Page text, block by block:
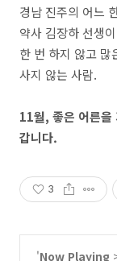
경남 진주의 어느
약사 김장하 선생
한 번 하지 않고 많
사지 않는 사람.
11월, 좋은 어른을
갑니다.
3
'Now Playing